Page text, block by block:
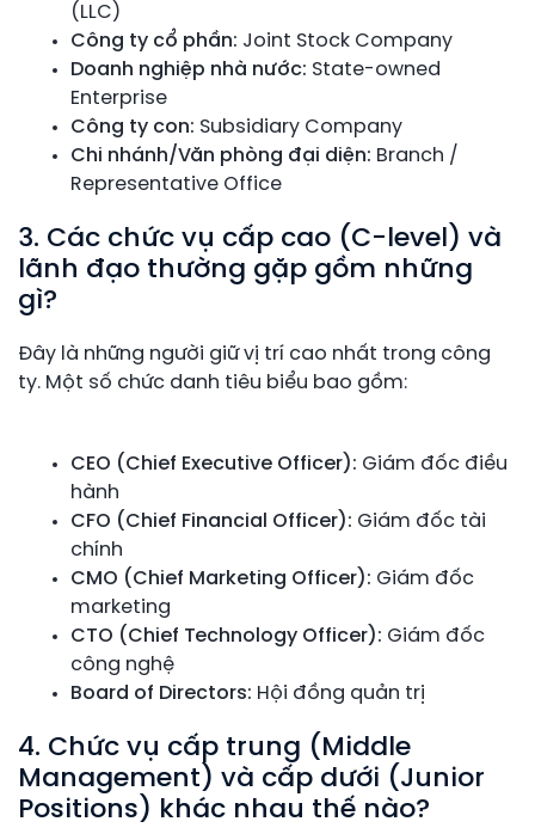
(LLC)
Công ty cổ phần: Joint Stock Company
Doanh nghiệp nhà nước: State-owned
Enterprise
Công ty con: Subsidiary Company
Chi nhánh/Văn phòng đại diện: Branch /
Representative Office
3. Các chức vụ cấp cao (C-level) và
lãnh đạo thường gặp gồm những
gì?
Đây là những người giữ vị trí cao nhất trong công
ty. Một số chức danh tiêu biểu bao gồm:
CEO (Chief Executive Officer): Giám đốc điều
hành
CFO (Chief Financial Officer): Giám đốc tài
chính
CMO (Chief Marketing Officer): Giám đốc
marketing
CTO (Chief Technology Officer): Giám đốc
công nghệ
Board of Directors: Hội đồng quản trị
4. Chức vụ cấp trung (Middle
Management) và cấp dưới (Junior
Positions) khác nhau thế nào?